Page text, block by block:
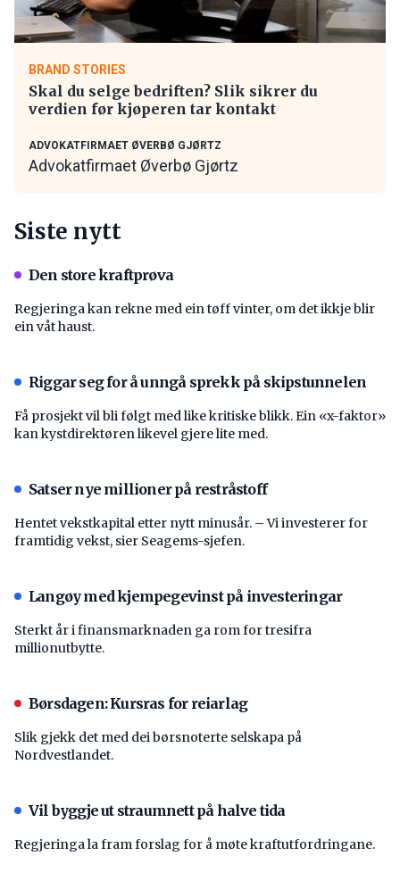
BRAND STORIES
Skal du selge bedriften? Slik sikrer du
verdien før kjøperen tar kontakt
ADVOKATFIRMAET ØVERBØ GJØRTZ
Advokatfirmaet Øverbø Gjørtz
Siste nytt
Den store kraftprøva
Regjeringa kan rekne med ein tøff vinter, om det ikkje blir
ein våt haust.
Riggar seg for å unngå sprekk på skipstunnelen
Få prosjekt vil bli følgt med like kritiske blikk. Ein «x-faktor»
kan kystdirektøren likevel gjere lite med.
Satser nye millioner på restråstoff
Hentet vekstkapital etter nytt minusår. – Vi investerer for
framtidig vekst, sier Seagems-sjefen.
Langøy med kjempegevinst på investeringar
Sterkt år i finansmarknaden ga rom for tresifra
millionutbytte.
Børsdagen: Kursras for reiarlag
Slik gjekk det med dei børsnoterte selskapa på
Nordvestlandet.
Vil byggje ut straumnett på halve tida
Regjeringa la fram forslag for å møte kraftutfordringane.